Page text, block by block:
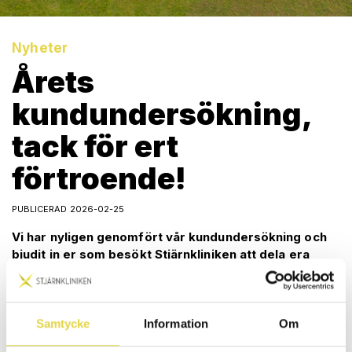
Samtycke Information Om
Nyheter
Årets
kundundersökning,
tack för ert
förtroende!
PUBLICERAD 2026-02-25
Vi har nyligen genomfört vår kundundersökning och
bjudit in er som besökt Stjärnkliniken att dela era
upplevelser och synpunkter. För oss är det ett viktigt
sätt att lyssna, lära och fortsätta utvecklas! Alltid
med kvalitet, trygghet och omtanke i fokus.